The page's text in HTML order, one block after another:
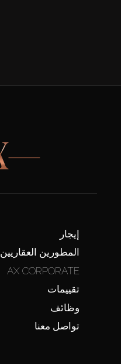
إيجار
المطورين العقاريين
AX CORPORATE
تقييمات
وظائف
تواصل معنا